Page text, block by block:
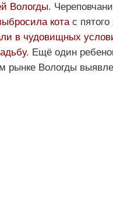
Вологды.
котас пятого
в чудовищных
. Ещё один
рынке Вологды